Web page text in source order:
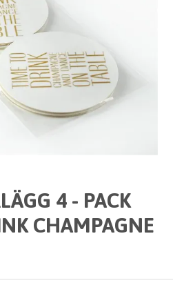
4 - PACK
CHAMPAGNE